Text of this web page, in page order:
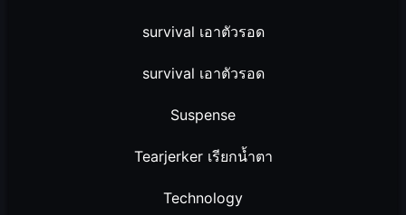
survival เอาตัวรอด
survival เอาตัวรอด
Suspense
Tearjerker เรียกน้ำตา
Technology